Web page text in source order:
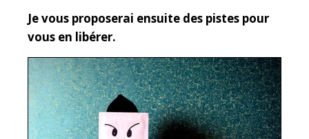
Je vous proposerai ensuite des pistes pour
vous en libérer.